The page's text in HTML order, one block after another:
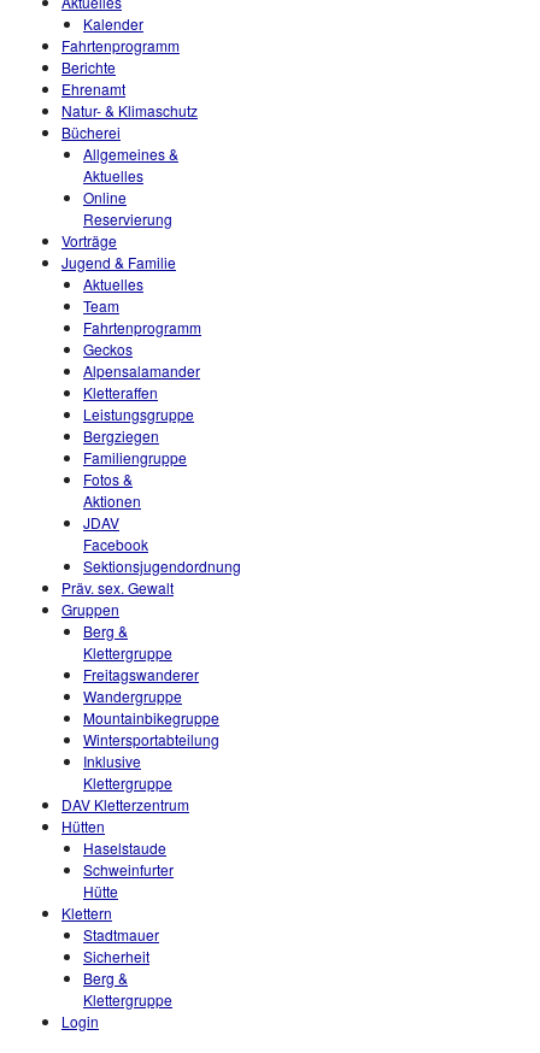
Kalender
Fahrtenprogramm
Berichte
Ehrenamt
Natur- & Klimaschutz
Bücherei
Allgemeines &
Aktuelles
Online
Reservierung
Vorträge
Jugend & Familie
Aktuelles
Team
Fahrtenprogramm
Geckos
Alpensalamander
Kletteraffen
Leistungsgruppe
Bergziegen
Familiengruppe
Fotos &
Aktionen
JDAV
Facebook
Sektionsjugendordnung
Präv. sex. Gewalt
Gruppen
Berg &
Klettergruppe
Freitagswanderer
Wandergruppe
Mountainbikegruppe
Wintersportabteilung
Inklusive
Klettergruppe
DAV Kletterzentrum
Hütten
Haselstaude
Schweinfurter
Hütte
Klettern
Stadtmauer
Sicherheit
Berg &
Klettergruppe
Login